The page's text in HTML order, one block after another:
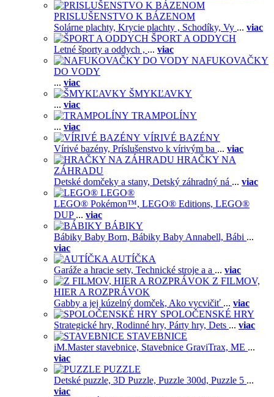
PRISLUŠENSTVO K BÁZENOM
Solárne plachty, Krycie plachty , Schodíky, Vy ... viac
ŠPORT A ODDYCH
Letné športy a oddych , ... viac
NAFUKOVAČKY
DO VODY
... viac
ŠMYKĽAVKY
... viac
TRAMPOLÍNY
... viac
VÍRIVÉ BAZÉNY
Vírivé bazény, Príslušenstvo k vírivým ba ... viac
HRAČKY NA
ZÁHRADU
Detské domčeky a stany, Detský záhradný ná ... viac
LEGO®
LEGO® Pokémon™, LEGO® Editions, LEGO®
DUP ... viac
BÁBIKY
Bábiky Baby Born, Bábiky Baby Annabell, Bábi ...
viac
AUTÍČKA
Garáže a hracie sety, Technické stroje a a ... viac
Z FILMOV,
HIER A ROZPRÁVOK
Gabby a jej kúzelný domček, Ako vycvičiť ... viac
SPOLOČENSKÉ HRY
Strategické hry, Rodinné hry, Párty hry, Dets ... viac
STAVEBNICE
iM.Master stavebnice, Stavebnice GraviTrax, ME ...
viac
PUZZLE
Detské puzzle, 3D Puzzle, Puzzle 300d, Puzzle 5 ...
viac